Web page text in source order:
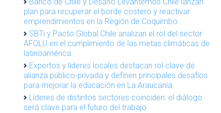
plan para recuperar el borde costero y reactivar
emprendimientos en la Región de Coquimbo
SBTi y Pacto Global Chile analizan el rol del sector
AFOLU en el cumplimiento de las metas climáticas de
latinoamérica
Expertos y líderes locales destacan rol clave de
alianza público-privada y definen principales desafíos
para mejorar la educación en La Araucanía
Líderes de distintos sectores coinciden: el diálogo
será clave para el futuro del trabajo